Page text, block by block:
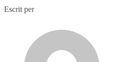
Escrit per